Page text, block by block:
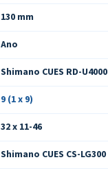
130 mm
Ano
Shimano CUES RD-U4000
9 (1 x 9)
32 x 11-46
Shimano CUES CS-LG300